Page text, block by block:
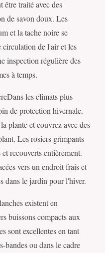
être traité avec des
de savon doux. Les
et la tache noire se
de l'air et les
inspection régulière des
à temps.
les climats plus
de protection hivernale.
plante et couvrez avec des
Les rosiers grimpants
recouverts entièrement.
vers un endroit frais et
dans le jardin pour l'hiver.
existent en
buissons compacts aux
sont excellentes en tant
bandes ou dans le cadre